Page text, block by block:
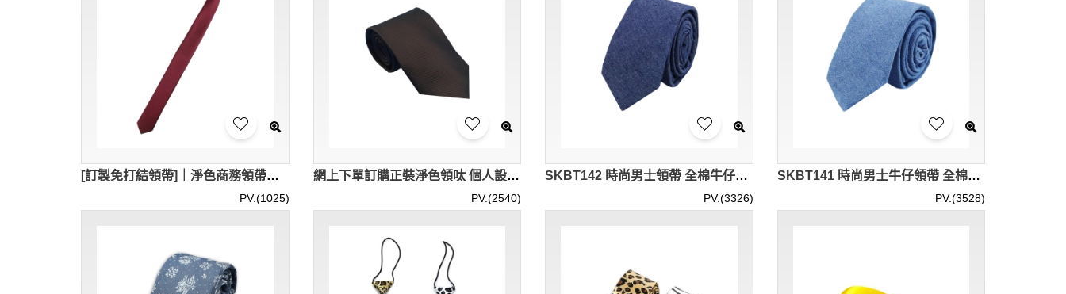
[訂製免打結領帶]｜淨色商務領帶｜拉鏈式領帶 5CM 6CM 7CM 8CM SKBT145
PV:(1025)
網上下單訂購正裝淨色領呔 個人設計斜紋8CM商務領帶 領呔供應商 SKBT144
PV:(2540)
SKBT142 時尚男士領帶 全棉牛仔領帶 休閒韓版 145CM窄領帶 外貿領帶
PV:(3326)
SKBT141 時尚男士牛仔領帶 全棉牛仔領帶 休閒韓版 6CM窄領帶 外貿領帶
PV:(3528)